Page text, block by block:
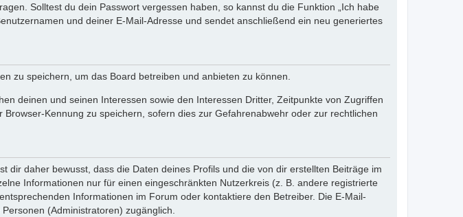
Solltest du dein Passwort vergessen haben, so kannst du die Funktion „Ich habe
und deiner E-Mail-Adresse und sendet anschließend ein neu generiertes
zu speichern, um das Board betreiben und anbieten zu können.
deinen und seinen Interessen sowie den Interessen Dritter, Zeitpunkte von Zugriffen
Kennung zu speichern, sofern dies zur Gefahrenabwehr oder zur rechtlichen
daher bewusst, dass die Daten deines Profils und die von dir erstellten Beiträge im
Informationen nur für einen eingeschränkten Nutzerkreis (z. B. andere registrierte
Informationen im Forum oder kontaktiere den Betreiber. Die E-Mail-
(Administratoren) zugänglich.